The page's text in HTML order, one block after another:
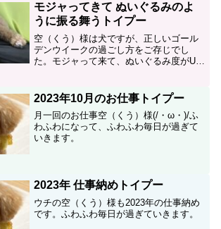
モジャってきて ぬいぐるみのよ
うに振る舞うトイプー
空（くう）様は犬ですが、正しいゴール
デンウイークの過ごし方をご存じでし
た。モジャって来て、ぬいぐるみ度がUP
2023年10月のお仕事トイプー
月一回のお仕事空（くう）様(/・ω・)/ふ
わふわになって、ふわふわ毎日が過ぎて
いきます。
2023年 仕事納めトイプー
ウチの空（くう）様も2023年の仕事納め
です。ふわふわ毎日が過ぎていきます。